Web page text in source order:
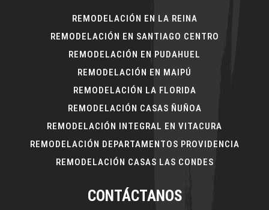
REMODELACIÓN EN LA REINA
REMODELACIÓN EN SANTIAGO CENTRO
REMODELACIÓN EN PUDAHUEL
REMODELACIÓN EN MAIPÚ
REMODELACIÓN LA FLORIDA
REMODELACIÓN CASAS ÑUÑOA
REMODELACIÓN INTEGRAL EN VITACURA
REMODELACIÓN DEPARTAMENTOS PROVIDENCIA
REMODELACIÓN CASAS LAS CONDES
CONTÁCTANOS